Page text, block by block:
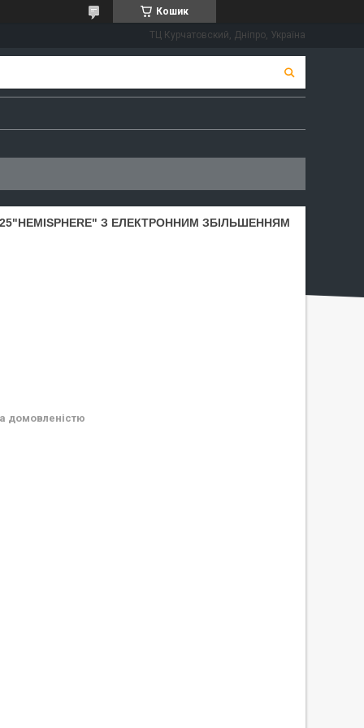
Кошик
ТЦ Курчатовский, Дніпро, Україна
З ЕЛЕКТРОННИМ ЗБІЛЬШЕННЯМ
домовленістю